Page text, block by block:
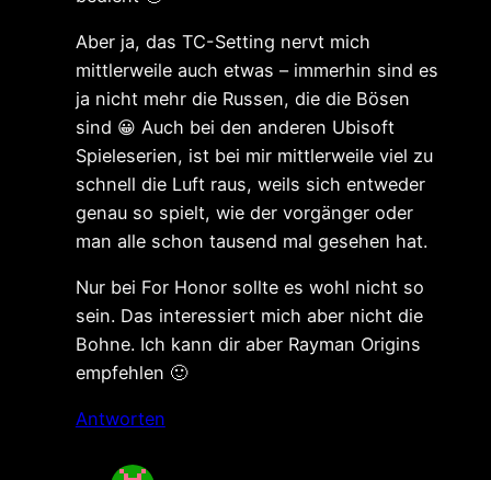
Aber ja, das TC-Setting nervt mich
mittlerweile auch etwas – immerhin sind es
ja nicht mehr die Russen, die die Bösen
sind 😀 Auch bei den anderen Ubisoft
Spieleserien, ist bei mir mittlerweile viel zu
schnell die Luft raus, weils sich entweder
genau so spielt, wie der vorgänger oder
man alle schon tausend mal gesehen hat.
Nur bei For Honor sollte es wohl nicht so
sein. Das interessiert mich aber nicht die
Bohne. Ich kann dir aber Rayman Origins
empfehlen 🙂
Antworten